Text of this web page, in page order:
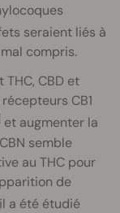
seraient liés à
compris.
CBD et
CB1
et augmenter la
semble
au THC pour
de
a été étudié